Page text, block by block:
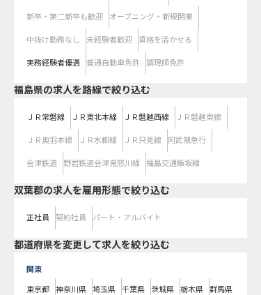
新卒・第二新卒も歓迎 オープニング・新規開業
中抜け勤務なし 未経験者歓迎 資格を活かせる
実務経験者優遇 普通自動車免許 調理師免許
福島県の求人を路線で絞り込む
ＪＲ常磐線 ＪＲ東北本線 ＪＲ磐越西線 ＪＲ磐越東線
ＪＲ奥羽本線 ＪＲ水郡線 ＪＲ只見線 阿武隈急行
会津鉄道 野岩鉄道会津鬼怒川線 福島交通飯坂線
双葉郡の求人を雇用形態で絞り込む
正社員 契約社員 パート・アルバイト
都道府県を変更して求人を絞り込む
関東
東京都 神奈川県 埼玉県 千葉県 茨城県 栃木県 群馬県